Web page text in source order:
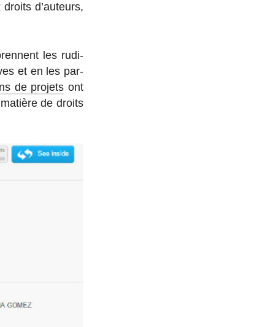
d’au­teurs,
les ru­di­
et en les par­
de projets ont
de droits